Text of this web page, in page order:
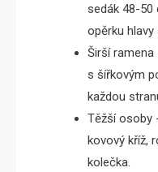
sedák 48-50
opěrku
Širší
s šířkovým
každou
Těžší osoby
kovový kříž,
kolečka.